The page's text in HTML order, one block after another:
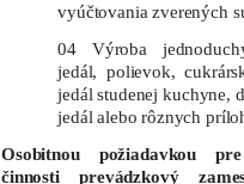
vyúčtovania zverených
04 Výroba
jedál, polievok,
jedál studenej kuchyne,
jedál alebo rôznych
Osobitnou požiadavkou
činnosti prevádzkový